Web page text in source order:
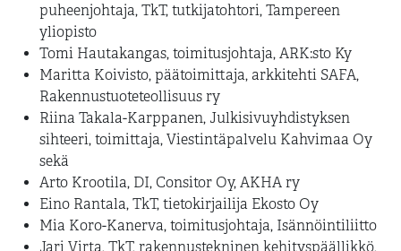
puheenjohtaja, TkT, tutkijatohtori, Tampereen
yliopisto
Tomi Hautakangas, toimitusjohtaja, ARK:sto Ky
Maritta Koivisto, päätoimittaja, arkkitehti SAFA,
Rakennustuoteteollisuus ry
Riina Takala-Karppanen, Julkisivuyhdistyksen
sihteeri, toimittaja, Viestintäpalvelu Kahvimaa Oy
sekä
Arto Krootila, DI, Consitor Oy, AKHA ry
Eino Rantala, TkT, tietokirjailija Ekosto Oy
Mia Koro-Kanerva, toimitusjohtaja, Isännöintiliitto